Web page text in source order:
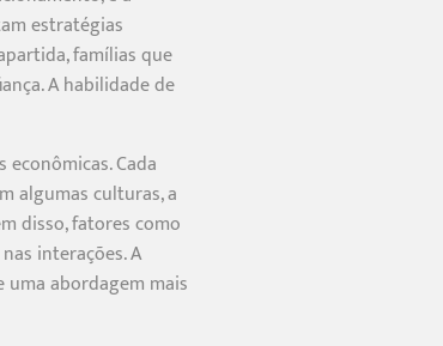
estratégias
famílias que
A habilidade de
Cada
algumas culturas, a
disso, fatores como
interações. A
abordagem mais